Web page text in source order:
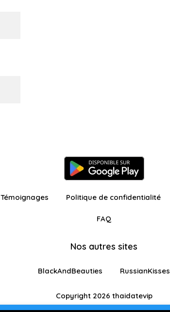
Témoignages Politique de confidentialité
FAQ
Nos autres sites
BlackAndBeauties RussianKisses
Copyright 2026 thaidatevip